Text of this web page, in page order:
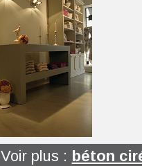
Voir plus : béton